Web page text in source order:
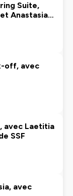
Suite,
Anastasia
off, avec
avec Laetitia
SSF
avec